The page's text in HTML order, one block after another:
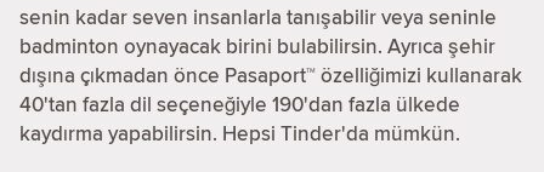
senin kadar seven insanlarla tanışabilir veya seninle
badminton oynayacak birini bulabilirsin. Ayrıca şehir
dışına çıkmadan önce Pasaport™ özelliğimizi kullanarak
40'tan fazla dil seçeneğiyle 190'dan fazla ülkede
kaydırma yapabilirsin. Hepsi Tinder'da mümkün.